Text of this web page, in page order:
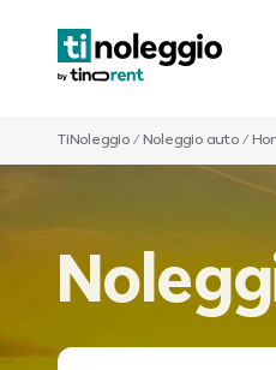
TiNoleggio / Noleggio auto /